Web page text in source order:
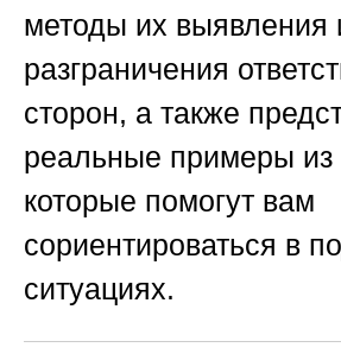
методы их выявления
разграничения
сторон, а также
реальные примеры из
которые помогут вам
сориентироваться в
ситуациях.